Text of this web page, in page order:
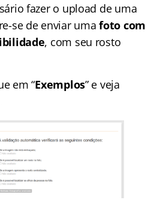
fazer o upload de uma
se de enviar umafoto com
, com seu rosto
em “Exemplos” e veja